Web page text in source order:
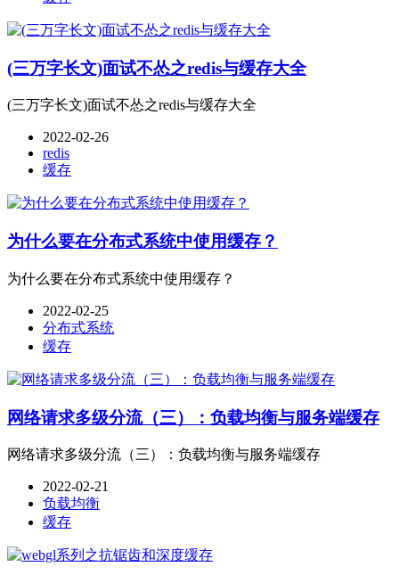
(三万字长文)面试不怂之redis与缓存大全
(三万字长文)面试不怂之redis与缓存大全
2022-02-26
redis
缓存
为什么要在分布式系统中使用缓存？
为什么要在分布式系统中使用缓存？
2022-02-25
分布式系统
缓存
网络请求多级分流（三）：负载均衡与服务端缓存
网络请求多级分流（三）：负载均衡与服务端缓存
2022-02-21
负载均衡
缓存